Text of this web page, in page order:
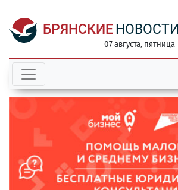
БРЯНСКИЕ НОВОСТИ
07 августа, пятница